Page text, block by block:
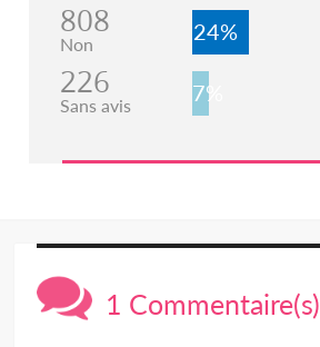
808
Non 24%
226
Sans avis 7%
1 Commentaire(s)